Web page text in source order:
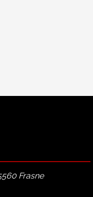
Frasne